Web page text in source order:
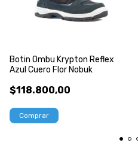
Botin Ombu Krypton Reflex
Azul Cuero Flor Nobuk
$118.800,00
Comprar